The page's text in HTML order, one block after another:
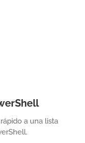
a una lista